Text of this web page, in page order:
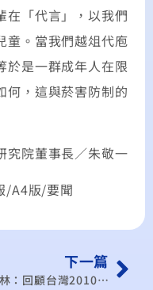
在「代言」，以我們
童。當我們越俎代庖
於是一群成年人在限
何，這與菸害防制的
究院董事長／朱敬一
/A4版/要聞
下一篇
吳惠林：回顧台灣2010年經濟表現